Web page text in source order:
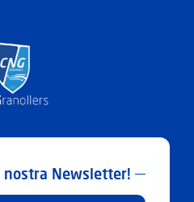
nostra Newsletter!